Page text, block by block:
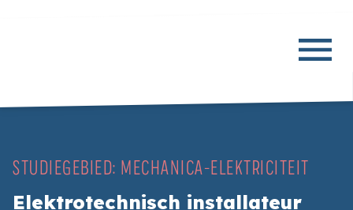
STUDIEGEBIED: MECHANICA-ELEKTRICITEIT
Elektrotechnisch installateur